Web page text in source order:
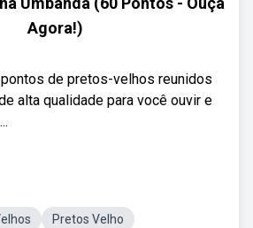
Agora!)
de pretos-velhos reunidos
alta qualidade para você ouvir e
Pretos Velho